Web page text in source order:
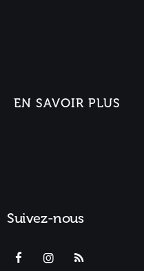
EN SAVOIR PLUS
Suivez-nous